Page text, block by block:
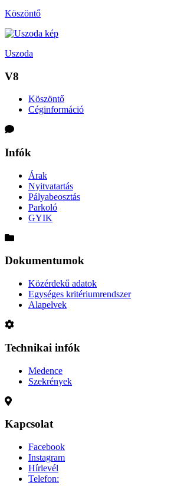
Köszöntő
Uszoda
V8
Köszöntő
Céginformáció
Infók
Árak
Nyitvatartás
Pályabeosztás
Parkoló
GYIK
Dokumentumok
Közérdekű adatok
Egységes kritériumrendszer
Alapelvek
Technikai infók
Medence
Szekrények
Kapcsolat
Facebook
Instagram
Hírlevél
Telefon: